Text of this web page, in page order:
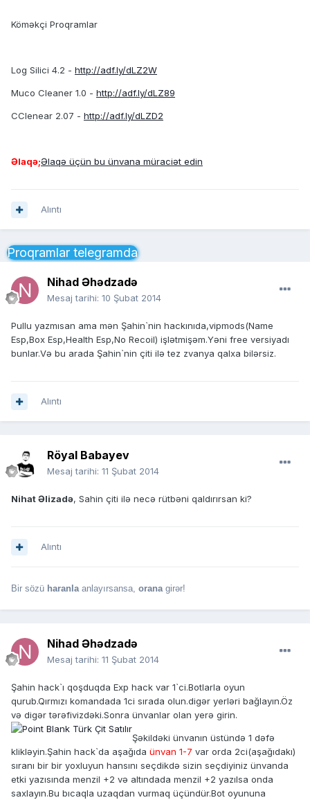
Köməkçi Proqramlar
Log Silici 4.2 - http://adf.ly/dLZ2W
Muco Cleaner 1.0 - http://adf.ly/dLZ89
CClenear 2.07 - http://adf.ly/dLZD2
Əlaqə;Əlaqə üçün bu ünvana müraciət edin
Alıntı
Proqramlar telegramda
Nihad Əhədzadə
Mesaj tarihi: 10 Şubat 2014
Pullu yazmısan ama mən Şahin`nin hackınıda,vipmods(Name
Esp,Box Esp,Health Esp,No Recoil) işlətmişəm.Yəni free versiyadı
bunlar.Və bu arada Şahin`nin çiti ilə tez zvanya qalxa bilərsiz.
Alıntı
Röyal Babayev
Mesaj tarihi: 11 Şubat 2014
Nihat Əlizadə, Sahin çiti ilə necə rütbəni qaldırırsan ki?
Alıntı
Bir sözü haranla anlayırsansa, orana girər!
Nihad Əhədzadə
Mesaj tarihi: 11 Şubat 2014
Şahin hack`ı qoşduqda Exp hack var 1`ci.Botlarla oyun
qurub.Qırmızı komandada 1ci sırada olun.digər yerləri bağlayın.Öz
və digər tərəfivizdəki.Sonra ünvanlar olan yerə girin.
Şəkildəki ünvanın üstündə 1 dəfə
klikləyin.Şahin hack`da aşağıda ünvan 1-7 var orda 2ci(aşağıdakı)
sıranı bir bir yoxluyun hansını seçdikdə sizin seçdiyiniz ünvanda
etki yazısında menzil +2 və altındada menzil +2 yazılsa onda
saxlayın.Bu bıcaqla uzaqdan vurmaq üçündür.Bot oyununa